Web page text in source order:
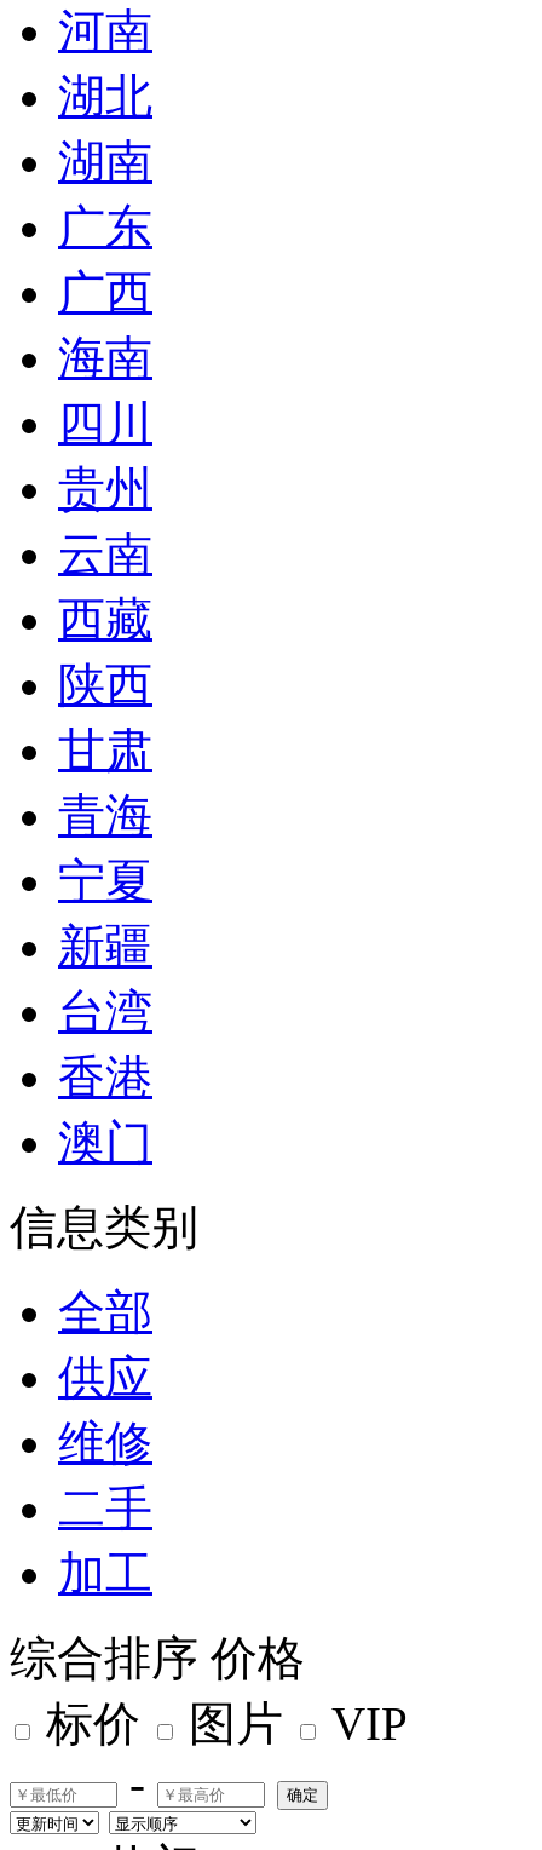
河南
湖北
湖南
广东
广西
海南
四川
贵州
云南
西藏
陕西
甘肃
青海
宁夏
新疆
台湾
香港
澳门
信息类别
全部
供应
维修
二手
加工
综合排序 价格
标价
图片
VIP
-
确定